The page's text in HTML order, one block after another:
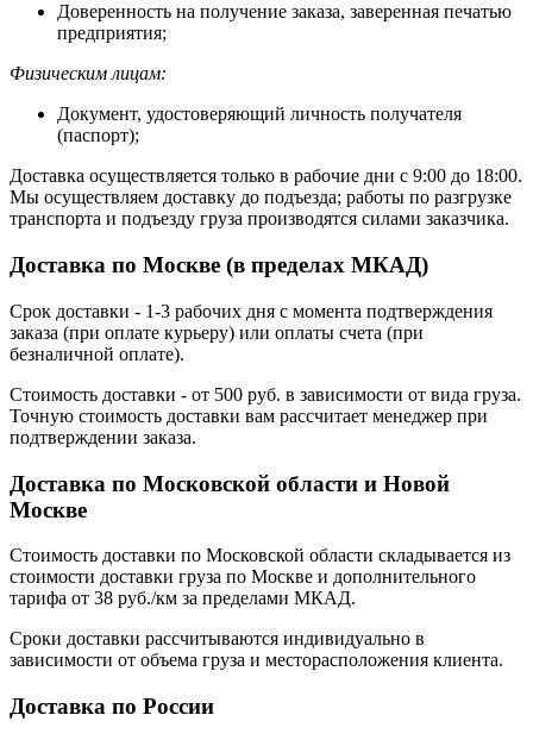
Доверенность на получение заказа, заверенная печатью
предприятия;
Физическим лицам:
Документ, удостоверяющий личность получателя
(паспорт);
Доставка осуществляется только в рабочие дни с 9:00 до 18:00.
Мы осуществляем доставку до подъезда; работы по разгрузке
транспорта и подъезду груза производятся силами заказчика.
Доставка по Москве (в пределах МКАД)
Срок доставки - 1-3 рабочих дня с момента подтверждения
заказа (при оплате курьеру) или оплаты счета (при
безналичной оплате).
Стоимость доставки - от 500 руб. в зависимости от вида груза.
Точную стоимость доставки вам рассчитает менеджер при
подтверждении заказа.
Доставка по Московской области и Новой
Москве
Стоимость доставки по Московской области складывается из
стоимости доставки груза по Москве и дополнительного
тарифа от 38 руб./км за пределами МКАД.
Сроки доставки рассчитываются индивидуально в
зависимости от объема груза и месторасположения клиента.
Доставка по России